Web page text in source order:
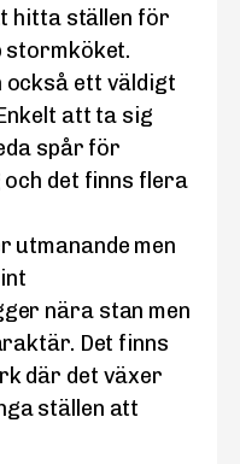
hitta ställen för
stormköket.
också ett väldigt
att ta sig
spår för
det finns flera
utmanande men
nära stan men
Det finns
där det växer
ställen att